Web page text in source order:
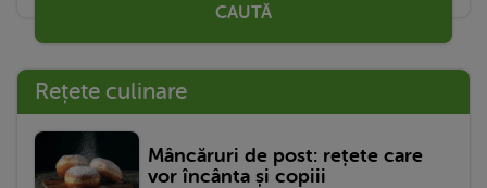
CAUTĂ
Rețete culinare
Mâncăruri de post: rețete care
vor încânta și copiii